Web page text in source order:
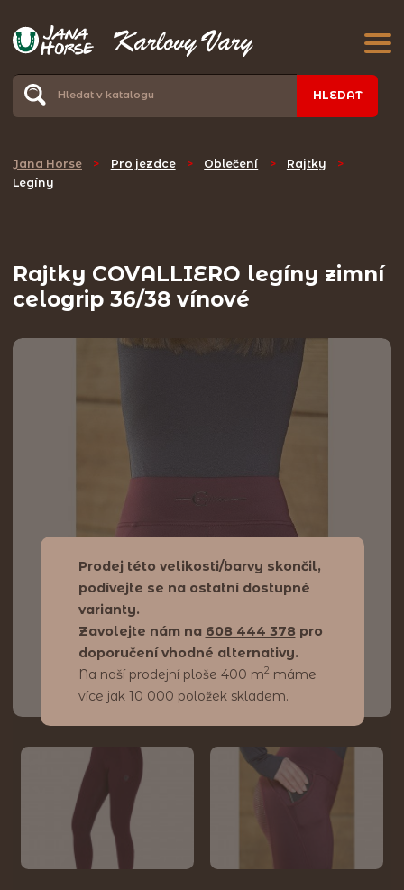
HLEDAT
Jana Horse > Pro jezdce > Oblečení > Rajtky
>
Legíny
Rajtky COVALLIERO legíny zimní
celogrip 36/38 vínové
Prodej této velikosti/barvy skončil,
podívejte se na ostatní dostupné
varianty.
Zavolejte nám na 608 444 378 pro
doporučení vhodné alternativy.
Na naší prodejní ploše 400 m2 máme
více jak 10 000 položek skladem.